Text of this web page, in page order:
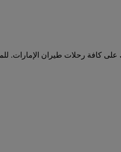
تتوفر كذلك على كافة رحلات طيران